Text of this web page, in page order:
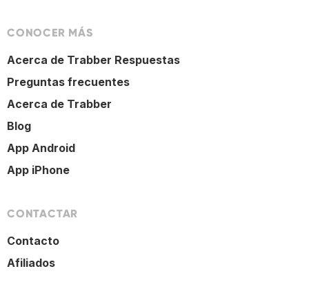
CONOCER MÁS
Acerca de Trabber Respuestas
Preguntas frecuentes
Acerca de Trabber
Blog
App Android
App iPhone
CONTACTAR
Contacto
Afiliados